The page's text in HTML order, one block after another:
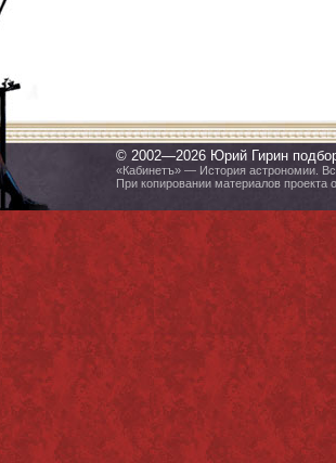
© 2002—2026 Юрий Гирин
«Кабинетъ» — История астрономии.
При копировании материалов проекта